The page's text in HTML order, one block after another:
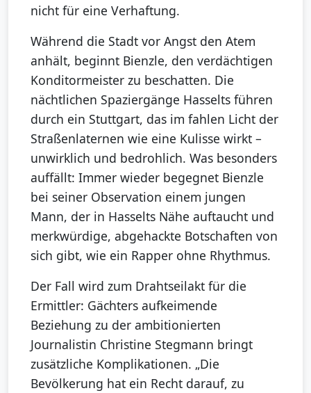
nicht für eine Verhaftung.
Während die Stadt vor Angst den Atem
anhält, beginnt Bienzle, den verdächtigen
Konditormeister zu beschatten. Die
nächtlichen Spaziergänge Hasselts führen
durch ein Stuttgart, das im fahlen Licht der
Straßenlaternen wie eine Kulisse wirkt –
unwirklich und bedrohlich. Was besonders
auffällt: Immer wieder begegnet Bienzle
bei seiner Observation einem jungen
Mann, der in Hasselts Nähe auftaucht und
merkwürdige, abgehackte Botschaften von
sich gibt, wie ein Rapper ohne Rhythmus.
Der Fall wird zum Drahtseilakt für die
Ermittler: Gächters aufkeimende
Beziehung zu der ambitionierten
Journalistin Christine Stegmann bringt
zusätzliche Komplikationen. „Die
Bevölkerung hat ein Recht darauf, zu